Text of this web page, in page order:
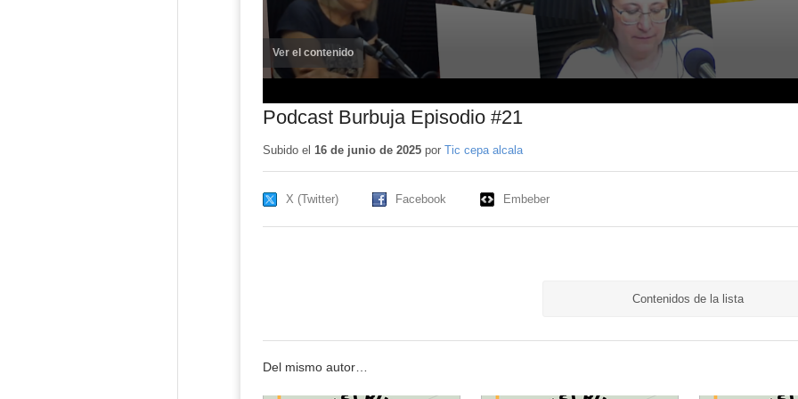
Ver el contenido(ventana
nueva)
Podcast Burbuja Episodio #21
Subido el 16 de junio de 2025por Tic cepa alcala
X (Twitter) Facebook Embeber
Contenidos de la lista
Del mismo autor…